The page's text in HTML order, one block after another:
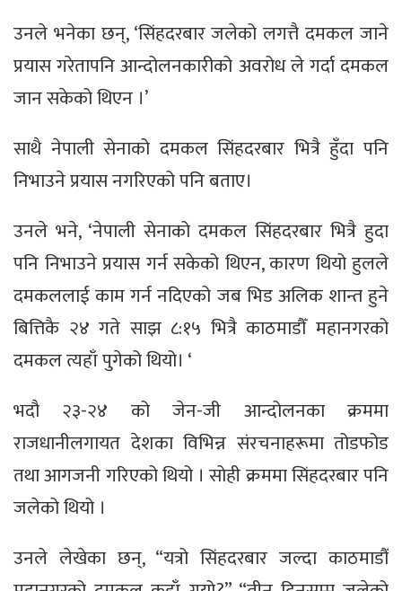
उनले भनेका छन्, ‘सिंहदरबार जलेको लगत्तै दमकल जाने
प्रयास गरेतापनि आन्दोलनकारीको अवरोध ले गर्दा दमकल
जान सकेको थिएन ।’
साथै नेपाली सेनाको दमकल सिंहदरबार भित्रै हुँदा पनि
निभाउने प्रयास नगरिएको पनि बताए।
उनले भने, ‘नेपाली सेनाको दमकल सिंहदरबार भित्रै हुदा
पनि निभाउने प्रयास गर्न सकेको थिएन, कारण थियो हुलले
दमकललाई काम गर्न नदिएको जब भिड अलिक शान्त हुने
बित्तिकै २४ गते साझ ८:१५ भित्रै काठमाडौँ महानगरको
दमकल त्यहाँ पुगेको थियो। ‘
भदौ २३-२४ को जेन-जी आन्दोलनका क्रममा
राजधानीलगायत देशका विभिन्न संरचनाहरूमा तोडफोड
तथा आगजनी गरिएको थियो । सोही क्रममा सिंहदरबार पनि
जलेको थियो ।
उनले लेखेका छन्, “यत्रो सिंहदरबार जल्दा काठमाडौँ